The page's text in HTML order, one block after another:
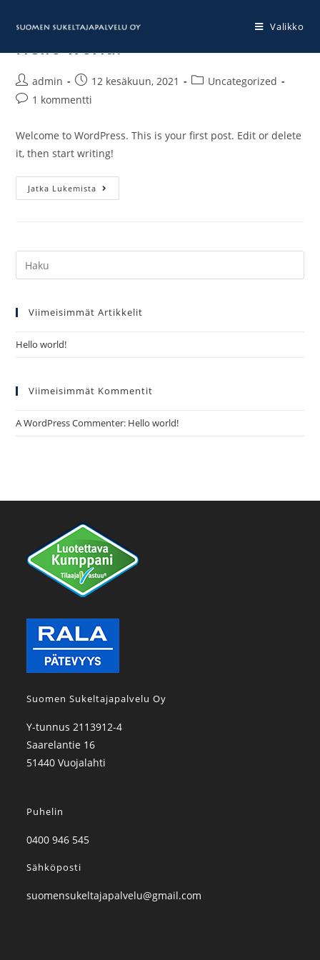
suoraan
Valikko
Hello world!
Artikkelin
kirjoittaja:
admin
Artikkeli
julkaistu:
12 kesäkuun, 2021
Artikkelin
Uncategorized
Artikkelin
1 kommentti
Welcome to WordPress. This is your first post. Edit or delete
it, then start writing!
Jatka Lukemista
world!
Hae:
Viimeisimmät Artikkelit
Hello world!
Viimeisimmät Kommentit
A WordPress Commenter: Hello world!
Suomen Sukeltajapalvelu Oy
Y-tunnus 2113912-4
Saarelantie 16
51440 Vuojalahti
Puhelin
0400 946 545
Sähköposti
suomensukeltajapalvelu@gmail.com